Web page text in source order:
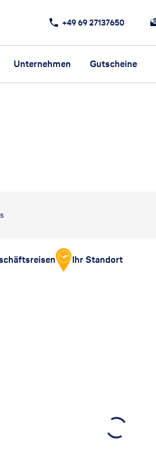
+49 69 27137650
Unternehmen Gutscheine
Ihr Standort